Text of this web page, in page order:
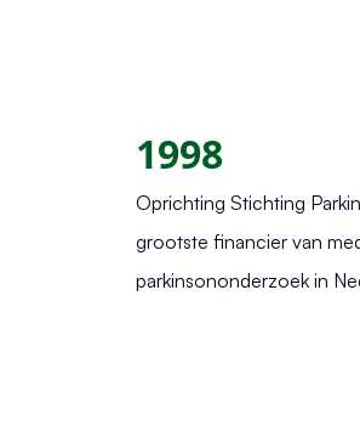
1998
Oprichting Stichting
grootste financier van
parkinsononderzoek in